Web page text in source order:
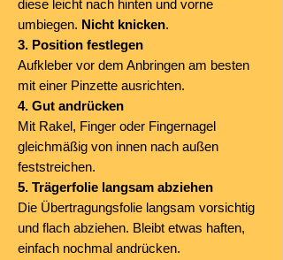
diese leicht nach hinten und vorne
umbiegen. Nicht knicken.
3. Position festlegen
Aufkleber vor dem Anbringen am besten
mit einer Pinzette ausrichten.
4. Gut andrücken
Mit Rakel, Finger oder Fingernagel
gleichmäßig von innen nach außen
feststreichen.
5. Trägerfolie langsam abziehen
Die Übertragungsfolie langsam vorsichtig
und flach abziehen. Bleibt etwas haften,
einfach nochmal andrücken.